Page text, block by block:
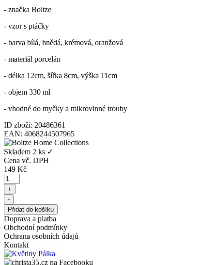
- značka Boltze
- vzor s ptáčky
- barva bílá, hnědá, krémová, oranžová
- materiál porcelán
- délka 12cm, šířka 8cm, výška 11cm
- objem 330 ml
- vhodné do myčky a mikrovlnné trouby
ID zboží: 20486361
EAN: 4068244507965
Skladem 2 ks ✓
Cena vč. DPH
149 Kč
Doprava a platba
Obchodní podmínky
Ochrana osobních údajů
Kontakt